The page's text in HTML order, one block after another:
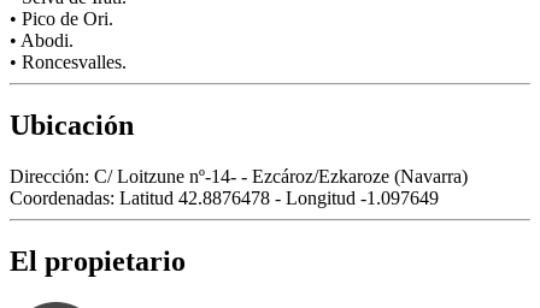
• Pico de Ori.
• Abodi.
• Roncesvalles.
Ubicación
Dirección: C/ Loitzune nº-14- - Ezcároz/Ezkaroze (Navarra)
Coordenadas: Latitud 42.8876478 - Longitud -1.097649
El propietario